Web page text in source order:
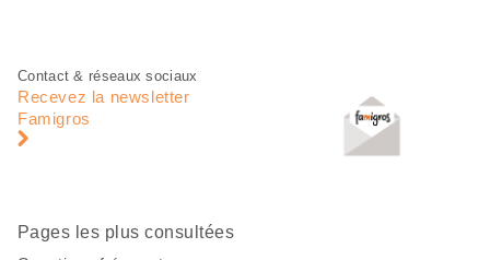
Pied
page
Navigation
pied
Contact & réseaux sociaux
Recevez la newsletter
Famigros
Pages les plus consultées